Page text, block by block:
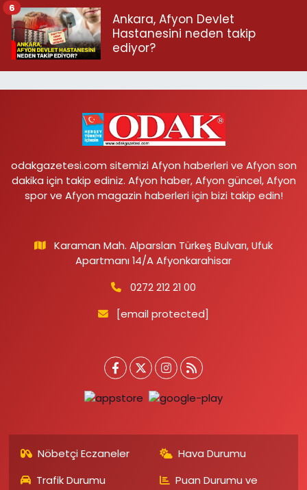
Ankara, Afyon Devlet
Hastanesini neden takip
ediyor?
6
odakgazetesi.com sitemizi Afyon haberleri ve Afyon son
dakika için takip ediniz. Afyon haber, Afyon güncel, Afyon
spor ve Afyon magazin haberleri için bizi takip edin!
Karaman Mah. Alparslan Türkeş Bulvarı, Ufuk
Apartmanı 14/A Afyonkarahisar
0272 212 21 00
[email protected]
Nöbetçi Eczaneler
Hava Durumu
Trafik Durumu
Puan Durumu ve